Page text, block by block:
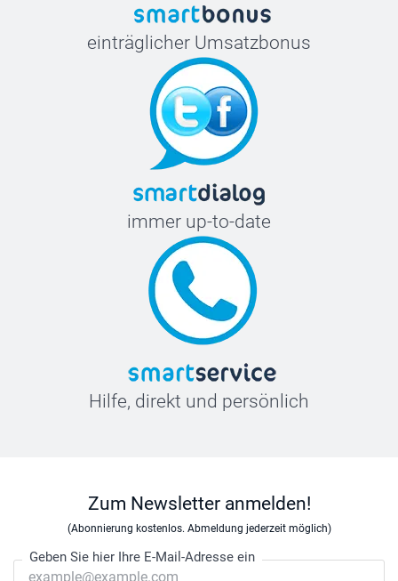
einträglicher Umsatzbonus
immer up-to-date
Hilfe, direkt und persönlich
Zum Newsletter anmelden!
(Abonnierung kostenlos. Abmeldung jederzeit möglich)
Geben Sie hier Ihre E-Mail-Adresse ein